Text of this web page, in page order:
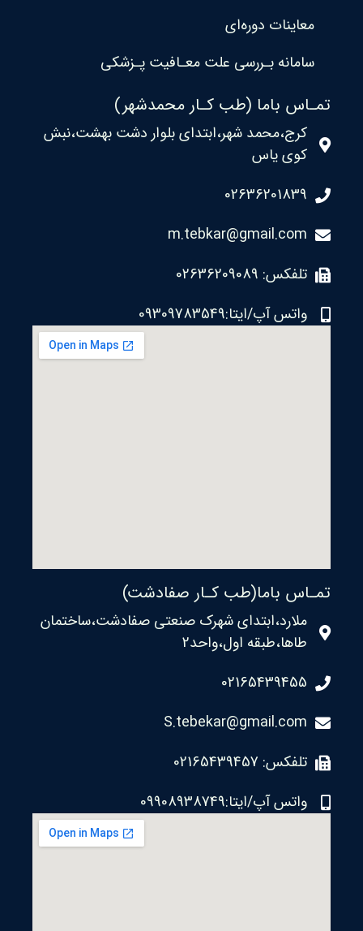
معاینات دوره‌ای
سامانه بـررسی علت معـافیت پـزشکی
تمـاس باما (طب کـار محمدشهر)
کرج،محمد شهر،ابتدای بلوار دشت بهشت،نبش
کوی یاس
02636201839
m.tebkar@gmail.com
تلفکس: 02636209089
واتس آپ/ایتا:09309783549
تمـاس باما(طب کـار صفادشت)
ملارد،ابتدای شهرک صنعتی صفادشت،ساختمان
طاها،طبقه اول،واحد2
02165439455
S.tebekar@gmail.com
تلفکس: 02165439457
واتس آپ/ایتا:09908938749